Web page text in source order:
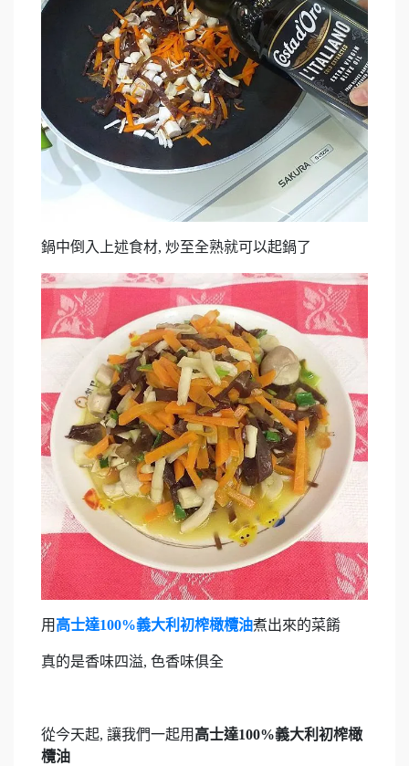
鍋中倒入上述食材, 炒至全熟就可以起鍋了
用 高士達100%義大利初榨橄欖油煮出來的菜餚
真的是香味四溢, 色香味俱全
從今天起, 讓我們一起用 高士達100%義大利初榨橄
欖油